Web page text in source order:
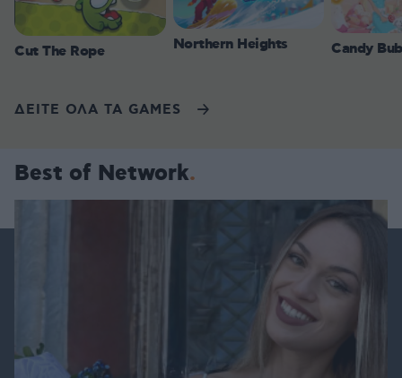
Cut The Rope Northern Heights Candy
ΔΕΙΤΕ ΟΛΑ ΤΑ GAMES
Best of Network